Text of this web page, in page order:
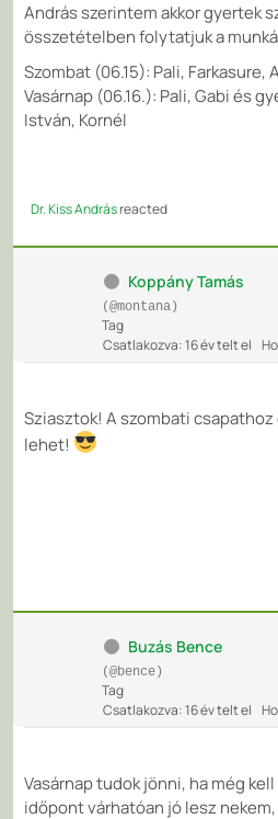
András szerintem akkor gyertek
összetételben folytatjuk a
Szombat (06.15): Pali, Farkasure,
Vasárnap (06.16.): Pali, Gabi és
István, Kornél
Dr. Kiss Andrásreacted
Koppány Tamás
(@montana)
Tag
Csatlakozva: 16 év telt el
Sziasztok! A szombati
lehet!
Buzás Bence
(@bence)
Tag
Csatlakozva: 16 év telt el
Vasárnap tudok jönni, ha még
időpont várhatóan jó lesz